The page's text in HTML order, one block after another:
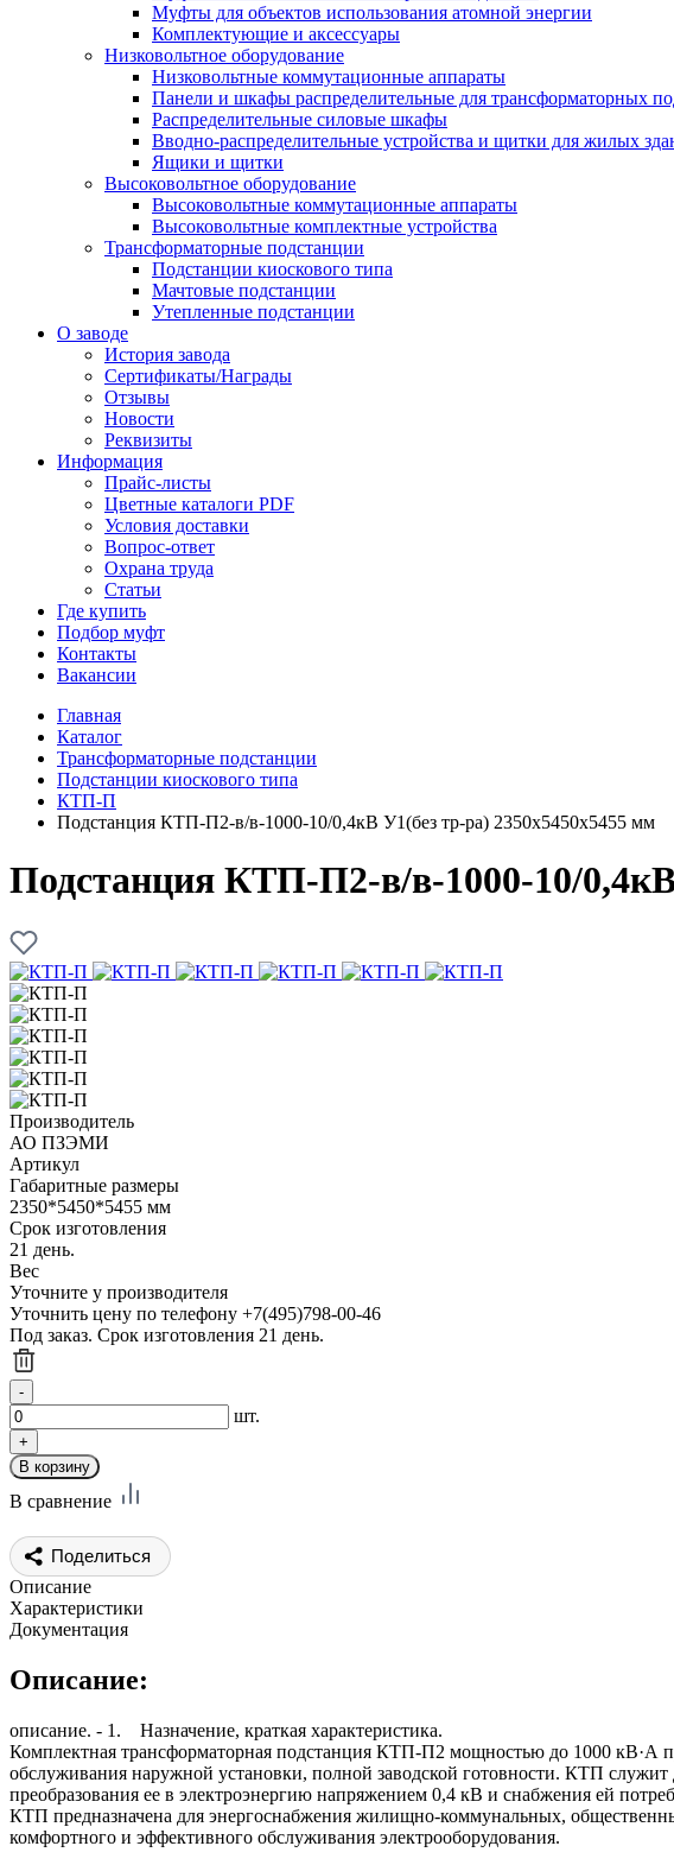
Муфты для объектов использования атомной энергии
Комплектующие и аксессуары
Низковольтное оборудование
Низковольтные коммутационные аппараты
Панели и шкафы распределительные для трансформаторных
Распределительные силовые шкафы
Вводно-распределительные устройства и щитки для жилых
Ящики и щитки
Высоковольтное оборудование
Высоковольтные коммутационные аппараты
Высоковольтные комплектные устройства
Трансформаторные подстанции
Подстанции киоскового типа
Мачтовые подстанции
Утепленные подстанции
О заводе
История завода
Сертификаты/Награды
Отзывы
Новости
Реквизиты
Информация
Прайс-листы
Цветные каталоги PDF
Условия доставки
Вопрос-ответ
Охрана труда
Статьи
Где купить
Подбор муфт
Контакты
Вакансии
Главная
Каталог
Трансформаторные подстанции
Подстанции киоскового типа
КТП-П
Подстанция КТП-П2-в/в-1000-10/0,4кВ У1(без тр-ра) 2350х5450х5455 мм
Подстанция КТП-П2-в/в-1000-10/
Производитель
АО ПЗЭМИ
Артикул
Габаритные размеры
2350*5450*5455 мм
Срок изготовления
21 день.
Вес
Уточните у производителя
Уточнить цену по телефону +7(495)798-00-46
Под заказ. Срок изготовления 21 день.
шт.
В сравнение
Поделиться
Описание
Характеристики
Документация
Описание:
описание. - 1. Назначение, краткая характеристика.
Комплектная трансформаторная подстанция КТП-П2 мощностью до 1000 кВ·А
обслуживания наружной установки, полной заводской готовности. КТП
преобразования ее в электроэнергию напряжением 0,4 кВ и снабжения ей
КТП предназначена для энергоснабжения жилищно-коммунальных,
комфортного и эффективного обслуживания электрооборудования.